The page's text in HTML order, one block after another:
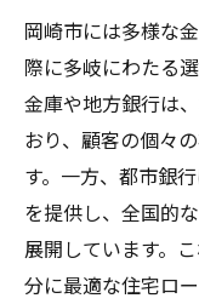
岡崎市には多様な
際に多岐にわたる
金庫や地方銀行は
おり、顧客の個々
す。一方、都市銀
を提供し、全国的
展開しています。
分に最適な住宅ロ